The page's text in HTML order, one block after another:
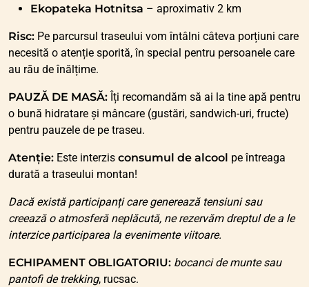
Ekopateka Hotnitsa – aproximativ 2 km
Risc: Pe parcursul traseului vom întâlni câteva porțiuni care
necesită o atenție sporită, în special pentru persoanele care
au rău de înălțime.
PAUZĂ DE MASĂ: Îți recomandăm să ai la tine apă pentru
o bună hidratare și mâncare (gustări, sandwich-uri, fructe)
pentru pauzele de pe traseu.
Atenție: Este interzis consumul de alcool pe întreaga
durată a traseului montan!
Dacă există participanți care generează tensiuni sau
creează o atmosferă neplăcută, ne rezervăm dreptul de a le
interzice participarea la evenimente viitoare.
ECHIPAMENT OBLIGATORIU: bocanci de munte sau
pantofi de trekking, rucsac.